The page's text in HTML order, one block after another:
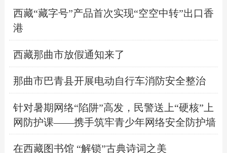
西藏“藏字号”产品首次实现“空空中转”出口香
港
西藏那曲市放假通知来了
那曲市巴青县开展电动自行车消防安全整治
针对暑期网络“陷阱”高发，民警送上“硬核”上
网防护课——携手筑牢青少年网络安全防护墙
在西藏图书馆 “解锁”古典诗词之美